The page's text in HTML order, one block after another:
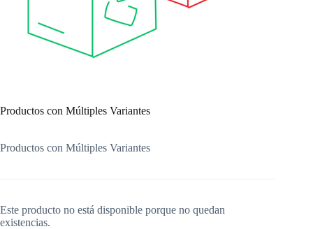
Productos con Múltiples Variantes
Productos con Múltiples Variantes
Este producto no está disponible porque no quedan
existencias.